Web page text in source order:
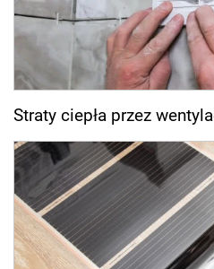
Straty ciepła przez